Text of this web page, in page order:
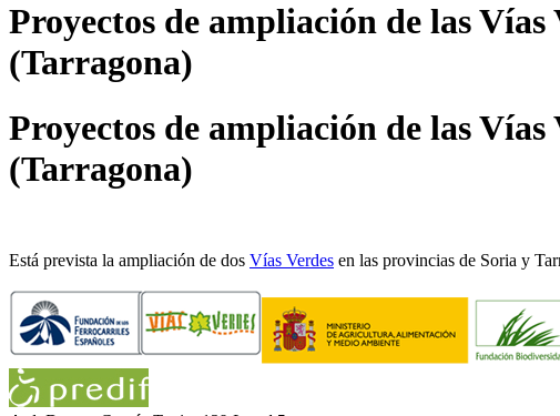
Proyectos de ampliación de las
(Tarragona)
Proyectos de ampliación de las
(Tarragona)
Está prevista la ampliación de dos Vías Verdes en las provincias de Soria y